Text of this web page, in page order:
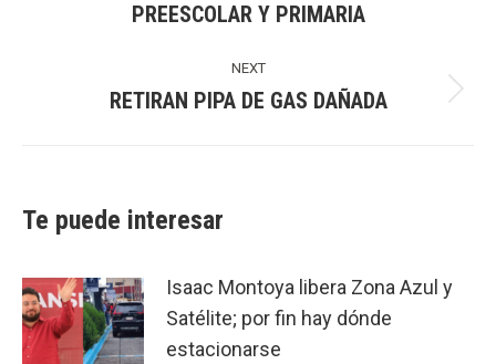
post:
PREESCOLAR Y PRIMARIA
NEXT
Next
RETIRAN PIPA DE GAS DAÑADA
Te puede interesar
Isaac Montoya libera Zona Azul y
Satélite; por fin hay dónde
estacionarse